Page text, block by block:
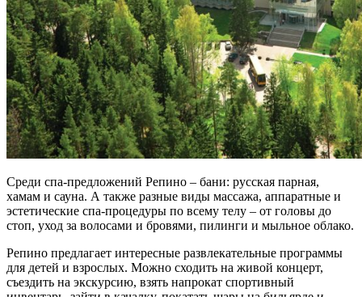
Среди спа-предложений Репино – бани: русская парная,
хамам и сауна. А также разные виды массажа, аппаратные и
эстетические спа-процедуры по всему телу – от головы до
стоп, уход за волосами и бровями, пилинги и мыльное облако.
Репино предлагает интересные развлекательные программы
для детей и взрослых. Можно сходить на живой концерт,
съездить на экскурсию, взять напрокат спортивный